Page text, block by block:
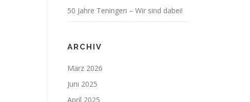
50 Jahre Teningen – Wir sind dabei!
ARCHIV
März 2026
Juni 2025
April 2025